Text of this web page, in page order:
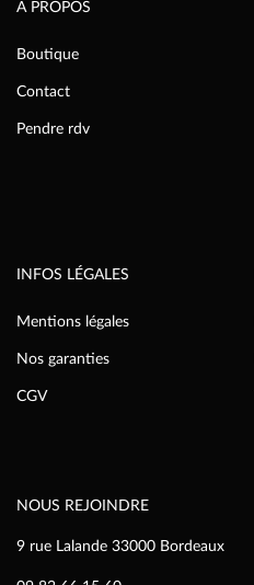
A PROPOS
Boutique
Contact
Pendre rdv
INFOS LÉGALES
Mentions légales
Nos garanties
CGV
NOUS REJOINDRE
9 rue Lalande 33000 Bordeaux